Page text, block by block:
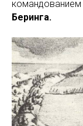
командованием
Беринга.